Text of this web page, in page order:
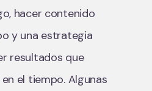
hacer contenido
y una estrategia
resultados que
el tiempo. Algunas